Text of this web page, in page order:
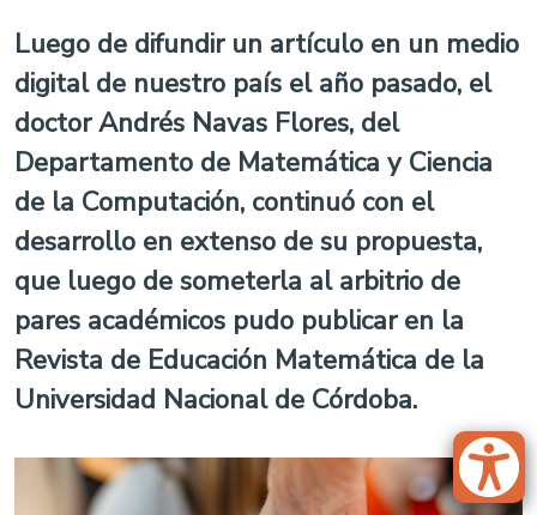
Luego de difundir un artículo en un medio
digital de nuestro país el año pasado, el
doctor Andrés Navas Flores, del
Departamento de Matemática y Ciencia
de la Computación, continuó con el
desarrollo en extenso de su propuesta,
que luego de someterla al arbitrio de
pares académicos pudo publicar en la
Revista de Educación Matemática de la
Universidad Nacional de Córdoba.